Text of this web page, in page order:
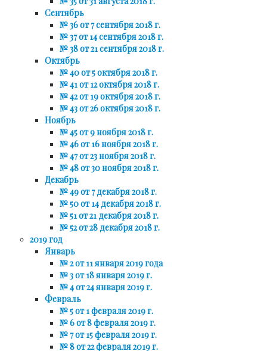
Сентябрь
№ 36 от 7 сентября 2018 г.
№ 37 от 14 сентября 2018 г.
№ 38 от 21 сентября 2018 г.
Октябрь
№ 40 от 5 октября 2018 г.
№ 41 от 12 октября 2018 г.
№ 42 от 19 октября 2018 г.
№ 43 от 26 октября 2018 г.
Ноябрь
№ 45 от 9 ноября 2018 г.
№ 46 от 16 ноября 2018 г.
№ 47 от 23 ноября 2018 г.
№ 48 от 30 ноября 2018 г.
Декабрь
№ 49 от 7 декабря 2018 г.
№ 50 от 14 декабря 2018 г.
№ 51 от 21 декабря 2018 г.
№ 52 от 28 декабря 2018 г.
2019 год
Январь
№ 2 от 11 января 2019 года
№ 3 от 18 января 2019 г.
№ 4 от 24 января 2019 г.
Февраль
№ 5 от 1 февраля 2019 г.
№ 6 от 8 февраля 2019 г.
№ 7 от 15 февраля 2019 г.
№ 8 от 22 февраля 2019 г.